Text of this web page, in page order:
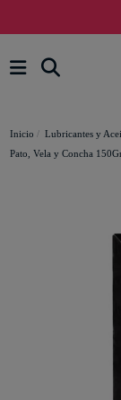
Inicio Lubricantes y
Pato, Vela y Concha